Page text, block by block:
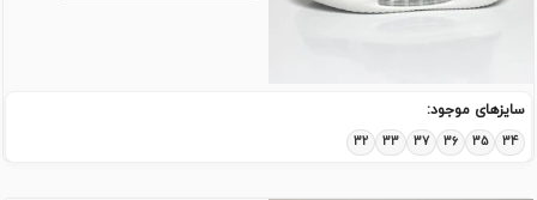
سایزهای موجود:
34
35
36
37
33
32